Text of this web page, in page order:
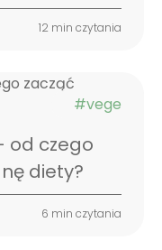
12 min czytania
#vege
od czego
diety?
6 min czytania